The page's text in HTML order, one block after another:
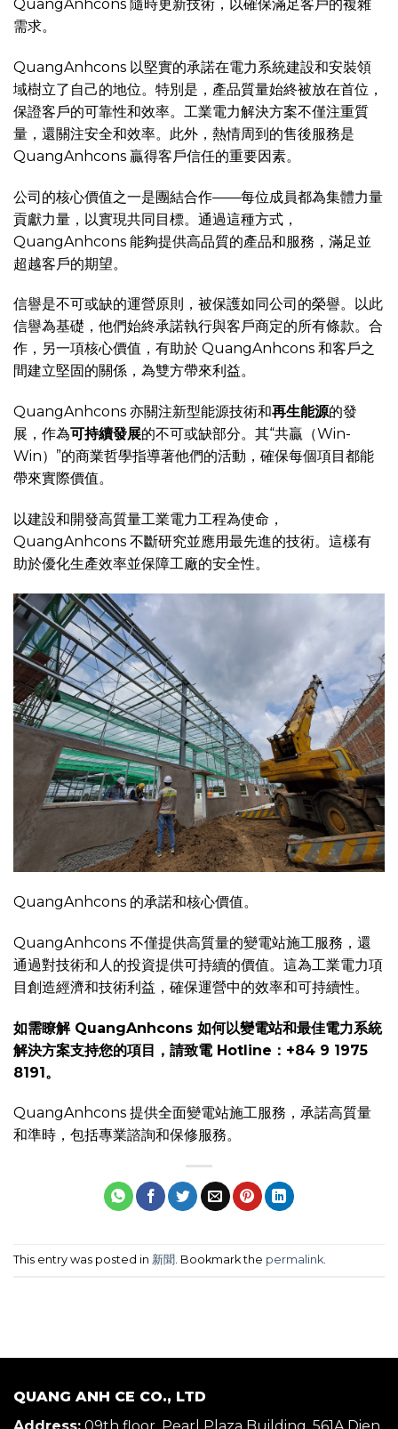
QuangAnhcons 隨時更新技術，以確保滿足客戶的複雜
需求。
QuangAnhcons 以堅實的承諾在電力系統建設和安裝領
域樹立了自己的地位。特別是，產品質量始終被放在首位，
保證客戶的可靠性和效率。工業電力解決方案不僅注重質
量，還關注安全和效率。此外，熱情周到的售後服務是
QuangAnhcons 贏得客戶信任的重要因素。
公司的核心價值之一是團結合作——每位成員都為集體力量
貢獻力量，以實現共同目標。通過這種方式，
QuangAnhcons 能夠提供高品質的產品和服務，滿足並
超越客戶的期望。
信譽是不可或缺的運營原則，被保護如同公司的榮譽。以此
信譽為基礎，他們始終承諾執行與客戶商定的所有條款。合
作，另一項核心價值，有助於 QuangAnhcons 和客戶之
間建立堅固的關係，為雙方帶來利益。
QuangAnhcons 亦關注新型能源技術和再生能源的發
展，作為可持續發展的不可或缺部分。其“共贏（Win-
Win）”的商業哲學指導著他們的活動，確保每個項目都能
帶來實際價值。
以建設和開發高質量工業電力工程為使命，
QuangAnhcons 不斷研究並應用最先進的技術。這樣有
助於優化生產效率並保障工廠的安全性。
QuangAnhcons 的承諾和核心價值。
QuangAnhcons 不僅提供高質量的變電站施工服務，還
通過對技術和人的投資提供可持續的價值。這為工業電力項
目創造經濟和技術利益，確保運營中的效率和可持續性。
如需瞭解 QuangAnhcons 如何以變電站和最佳電力系統
解決方案支持您的項目，請致電 Hotline：+84 9 1975
8191。
QuangAnhcons 提供全面變電站施工服務，承諾高質量
和準時，包括專業諮詢和保修服務。
This entry was posted in 新聞 . Bookmark the permalink
QUANG ANH CE CO., LTD
Address: 09th floor, Pearl Plaza Building, 561A Dien